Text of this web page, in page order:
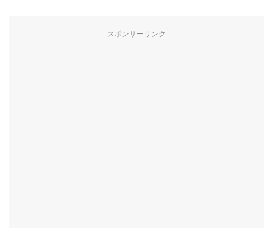
スポンサーリンク